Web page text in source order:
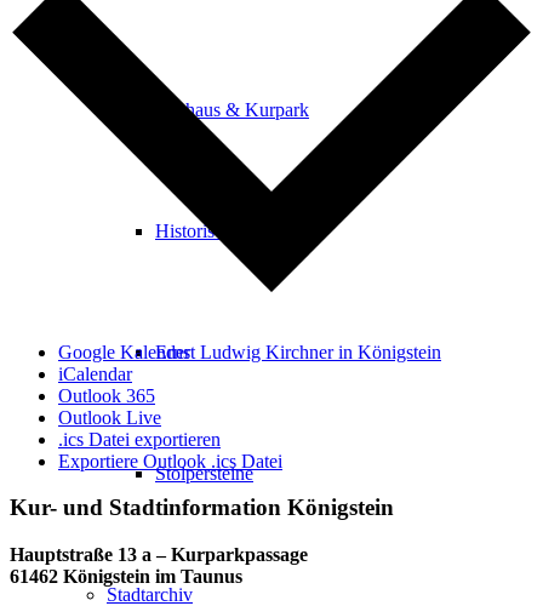
Kurhaus & Kurpark
Historische Gebäude
Ernst Ludwig Kirchner in Königstein
Stolpersteine
Stadtarchiv
Google Kalender
iCalendar
Outlook 365
Outlook Live
.ics Datei exportieren
Exportiere Outlook .ics Datei
Kur- und Stadtinformation Königstein
Hauptstraße 13 a – Kurparkpassage
61462 Königstein im Taunus